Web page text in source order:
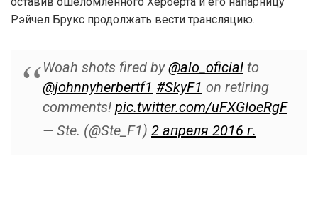
Рэйчел Брукс продолжать вести трансляцию.
Woah shots fired by@alo_oficial to
@johnnyherbertf1 #SkyF1 on retiring
comments! pic.twitter.com/uFXGIoeRgF
— Ste. (@Ste_F1) 2 апреля 2016 г.